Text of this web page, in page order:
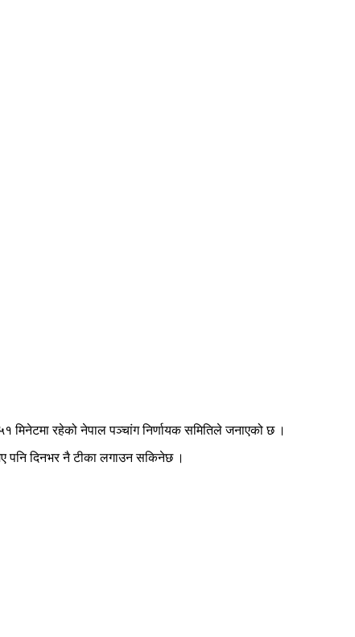
मिनेटमा रहेको नेपाल पञ्चांग निर्णायक समितिले जनाएको छ ।
पनि दिनभर नै टीका लगाउन सकिनेछ ।